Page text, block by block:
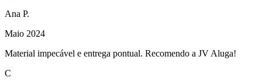
Ana P.
Maio 2024
Material impecável e entrega pontual. Recomendo a JV Aluga!
C